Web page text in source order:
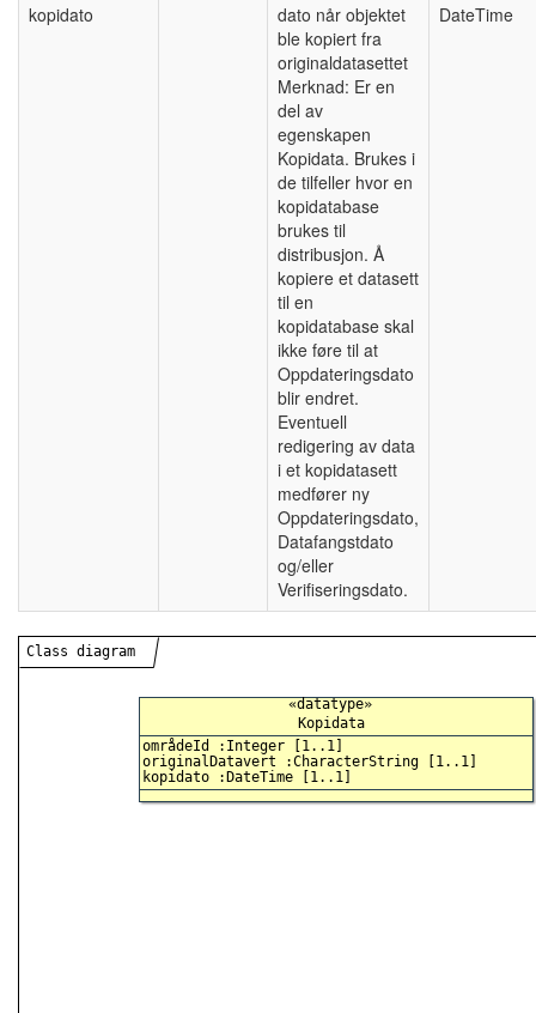
kopidato
dato når objektet
ble kopiert fra
originaldatasettet
Merknad: Er en
del av
egenskapen
Kopidata. Brukes i
de tilfeller hvor en
kopidatabase
brukes til
distribusjon. Å
kopiere et datasett
til en
kopidatabase skal
ikke føre til at
Oppdateringsdato
blir endret.
Eventuell
redigering av data
i et kopidatasett
medfører ny
Oppdateringsdato,
Datafangstdato
og/eller
Verifiseringsdato.
DateTime